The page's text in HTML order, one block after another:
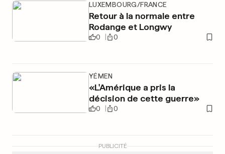
LUXEMBOURG/FRANCE
Retour à la normale entre
Rodange et Longwy
0 0
YÉMEN
«L'Amérique a pris la
décision de cette guerre»
0 0
PUBLICITÉ